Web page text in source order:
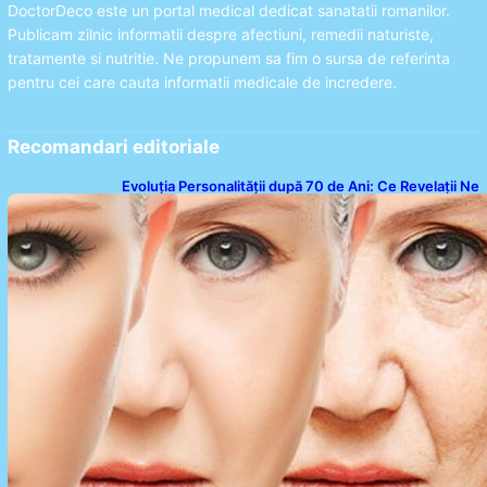
DoctorDeco este un portal medical dedicat sanatatii romanilor.
Publicam zilnic informatii despre afectiuni, remedii naturiste,
tratamente si nutritie. Ne propunem sa fim o sursa de referinta
pentru cei care cauta informatii medicale de incredere.
Recomandari editoriale
Evoluția Personalității după 70 de Ani: Ce Revelații Ne
Oferă Studiile Psihologice